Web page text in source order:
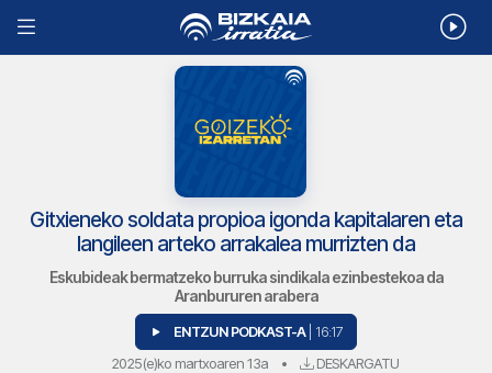
Gitxieneko soldata propioa igonda kapitalaren eta
langileen arteko arrakalea murrizten da
Eskubideak bermatzeko burruka sindikala ezinbestekoa da
Aranbururen arabera
ENTZUN PODKAST-A | 16:17
2025(e)ko martxoaren 13a • DESKARGATU